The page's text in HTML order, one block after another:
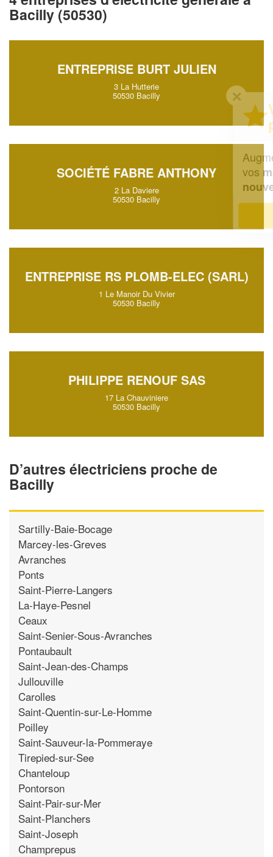
Bacilly (50530)
ENTREPRISE BURT JULIEN
3 La Hutterie
50530 Bacilly
SOCIÉTÉ FABRE ANTHONY
2 La Daviere
50530 Bacilly
ENTREPRISE RS PLOMB-ELEC (SARL)
1 Le Manoir Du Vivier
50530 Bacilly
PHILIPPE RENOUF SAS
17 La Chauviniere
50530 Bacilly
D’autres électriciens proche de
Bacilly
Sartilly-Baie-Bocage
Marcey-les-Greves
Avranches
Ponts
Saint-Pierre-Langers
La-Haye-Pesnel
Ceaux
Saint-Senier-Sous-Avranches
Pontaubault
Saint-Jean-des-Champs
Jullouville
Carolles
Saint-Quentin-sur-Le-Homme
Poilley
Saint-Sauveur-la-Pommeraye
Tirepied-sur-See
Chanteloup
Pontorson
Saint-Pair-sur-Mer
Saint-Planchers
Saint-Joseph
Champrepus
professionnel ?
chiffre d'affaireset
vosmargestout en gagnant de
nouveaux clients